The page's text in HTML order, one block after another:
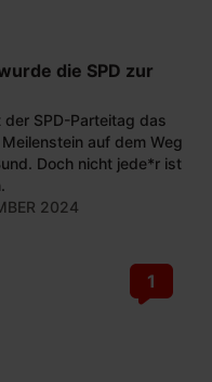
die SPD zur
SPD-Parteitag das
auf dem Weg
Doch nicht jede*r ist
2024
1